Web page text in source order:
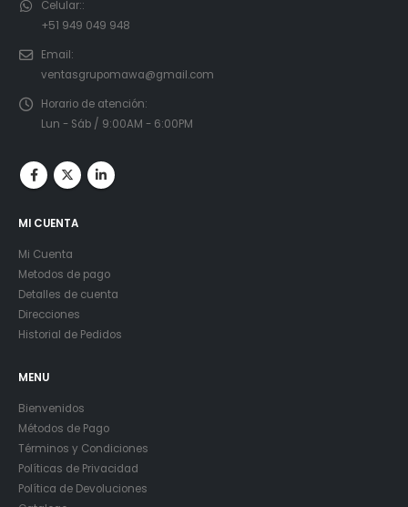
Celular::
+51 949 049 948
Email:
ventasgrupomawa@gmail.com
Horario de atención:
Lun - Sáb / 9:00AM - 6:00PM
MI CUENTA
Mi Cuenta
Metodos de pago
Detalles de cuenta
Direcciones
Historial de Pedidos
MENU
Bienvenidos
Métodos de Pago
Términos y Condiciones
Políticas de Privacidad
Política de Devoluciones